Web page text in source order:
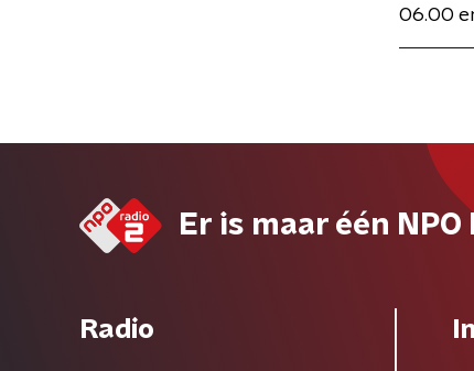
06.00
Er is maar één NPO
Radio